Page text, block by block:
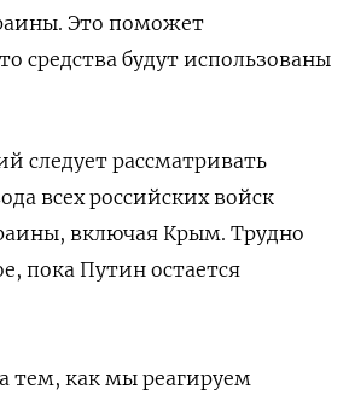
Это поможет
средства будут использованы
следует рассматривать
всех российских войск
включая Крым. Трудно
пока Путин остается
тем, как мы реагируем